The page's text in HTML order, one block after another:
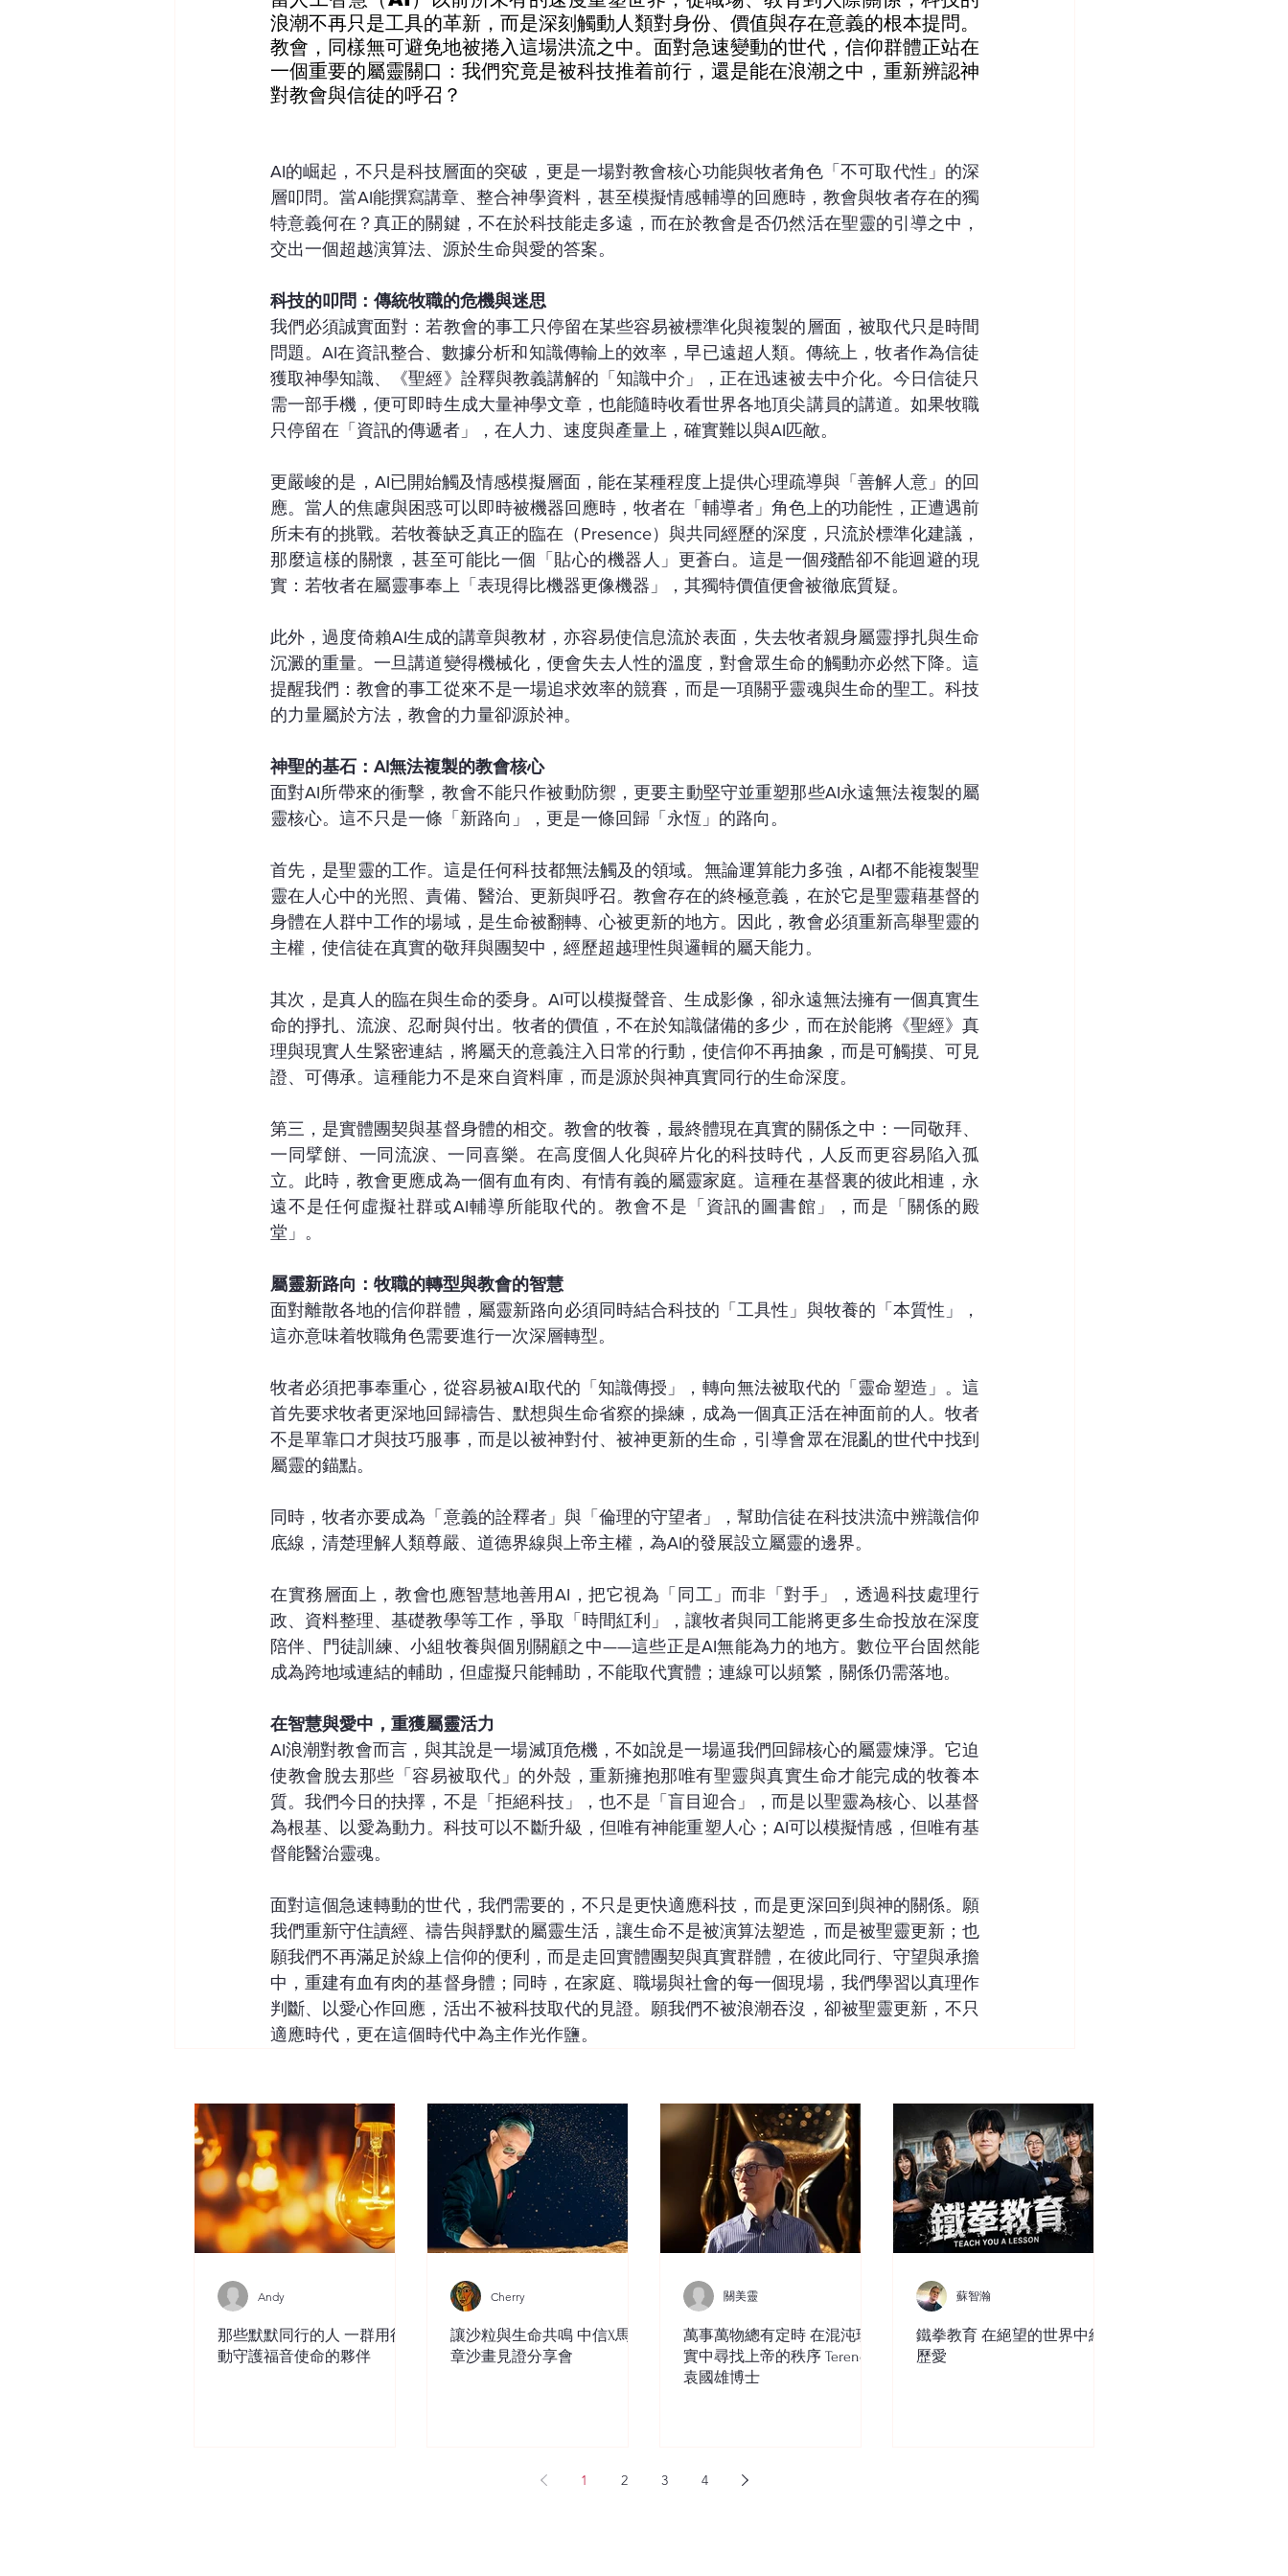
浪潮不再只是工具的革新，而是深刻觸動人類對身份、價值與存在意義的根本提問。
教會，同樣無可避免地被捲入這場洪流之中。面對急速變動的世代，信仰群體正站在
一個重要的屬靈關口：我們究竟是被科技推着前行，還是能在浪潮之中，重新辨認神
對教會與信徒的呼召？
AI的崛起，不只是科技層面的突破，更是一場對教會核心功能與牧者角色「不可取代性」的深
層叩問。當AI能撰寫講章、整合神學資料，甚至模擬情感輔導的回應時，教會與牧者存在的獨
特意義何在？真正的關鍵，不在於科技能走多遠，而在於教會是否仍然活在聖靈的引導之中，
交出一個超越演算法、源於生命與愛的答案。
科技的叩問：傳統牧職的危機與迷思
我們必須誠實面對：若教會的事工只停留在某些容易被標準化與複製的層面，被取代只是時間
問題。AI在資訊整合、數據分析和知識傳輸上的效率，早已遠超人類。傳統上，牧者作為信徒
獲取神學知識、《聖經》詮釋與教義講解的「知識中介」，正在迅速被去中介化。今日信徒只
需一部手機，便可即時生成大量神學文章，也能隨時收看世界各地頂尖講員的講道。如果牧職
只停留在「資訊的傳遞者」，在人力、速度與產量上，確實難以與AI匹敵。
更嚴峻的是，AI已開始觸及情感模擬層面，能在某種程度上提供心理疏導與「善解人意」的回
應。當人的焦慮與困惑可以即時被機器回應時，牧者在「輔導者」角色上的功能性，正遭遇前
所未有的挑戰。若牧養缺乏真正的臨在（Presence）與共同經歷的深度，只流於標準化建議，
那麼這樣的關懷，甚至可能比一個「貼心的機器人」更蒼白。這是一個殘酷卻不能迴避的現
實：若牧者在屬靈事奉上「表現得比機器更像機器」，其獨特價值便會被徹底質疑。
此外，過度倚賴AI生成的講章與教材，亦容易使信息流於表面，失去牧者親身屬靈掙扎與生命
沉澱的重量。一旦講道變得機械化，便會失去人性的溫度，對會眾生命的觸動亦必然下降。這
提醒我們：教會的事工從來不是一場追求效率的競賽，而是一項關乎靈魂與生命的聖工。科技
的力量屬於方法，教會的力量卻源於神。
神聖的基石：AI無法複製的教會核心
面對AI所帶來的衝擊，教會不能只作被動防禦，更要主動堅守並重塑那些AI永遠無法複製的屬
靈核心。這不只是一條「新路向」，更是一條回歸「永恆」的路向。
首先，是聖靈的工作。這是任何科技都無法觸及的領域。無論運算能力多強，AI都不能複製聖
靈在人心中的光照、責備、醫治、更新與呼召。教會存在的終極意義，在於它是聖靈藉基督的
身體在人群中工作的場域，是生命被翻轉、心被更新的地方。因此，教會必須重新高舉聖靈的
主權，使信徒在真實的敬拜與團契中，經歷超越理性與邏輯的屬天能力。
其次，是真人的臨在與生命的委身。AI可以模擬聲音、生成影像，卻永遠無法擁有一個真實生
命的掙扎、流淚、忍耐與付出。牧者的價值，不在於知識儲備的多少，而在於能將《聖經》真
理與現實人生緊密連結，將屬天的意義注入日常的行動，使信仰不再抽象，而是可觸摸、可見
證、可傳承。這種能力不是來自資料庫，而是源於與神真實同行的生命深度。
第三，是實體團契與基督身體的相交。教會的牧養，最終體現在真實的關係之中：一同敬拜、
一同擘餅、一同流淚、一同喜樂。在高度個人化與碎片化的科技時代，人反而更容易陷入孤
立。此時，教會更應成為一個有血有肉、有情有義的屬靈家庭。這種在基督裏的彼此相連，永
遠不是任何虛擬社群或AI輔導所能取代的。教會不是「資訊的圖書館」，而是「關係的殿
堂」。
屬靈新路向：牧職的轉型與教會的智慧
面對離散各地的信仰群體，屬靈新路向必須同時結合科技的「工具性」與牧養的「本質性」，
這亦意味着牧職角色需要進行一次深層轉型。
牧者必須把事奉重心，從容易被AI取代的「知識傳授」，轉向無法被取代的「靈命塑造」。這
首先要求牧者更深地回歸禱告、默想與生命省察的操練，成為一個真正活在神面前的人。牧者
不是單靠口才與技巧服事，而是以被神對付、被神更新的生命，引導會眾在混亂的世代中找到
屬靈的錨點。
同時，牧者亦要成為「意義的詮釋者」與「倫理的守望者」，幫助信徒在科技洪流中辨識信仰
底線，清楚理解人類尊嚴、道德界線與上帝主權，為AI的發展設立屬靈的邊界。
在實務層面上，教會也應智慧地善用AI，把它視為「同工」而非「對手」，透過科技處理行
政、資料整理、基礎教學等工作，爭取「時間紅利」，讓牧者與同工能將更多生命投放在深度
陪伴、門徒訓練、小組牧養與個別關顧之中——這些正是AI無能為力的地方。數位平台固然能
成為跨地域連結的輔助，但虛擬只能輔助，不能取代實體；連線可以頻繁，關係仍需落地。
在智慧與愛中，重獲屬靈活力
AI浪潮對教會而言，與其說是一場滅頂危機，不如說是一場逼我們回歸核心的屬靈煉淨。它迫
使教會脫去那些「容易被取代」的外殼，重新擁抱那唯有聖靈與真實生命才能完成的牧養本
質。我們今日的抉擇，不是「拒絕科技」，也不是「盲目迎合」，而是以聖靈為核心、以基督
為根基、以愛為動力。科技可以不斷升級，但唯有神能重塑人心；AI可以模擬情感，但唯有基
督能醫治靈魂。
面對這個急速轉動的世代，我們需要的，不只是更快適應科技，而是更深回到與神的關係。願
我們重新守住讀經、禱告與靜默的屬靈生活，讓生命不是被演算法塑造，而是被聖靈更新；也
願我們不再滿足於線上信仰的便利，而是走回實體團契與真實群體，在彼此同行、守望與承擔
中，重建有血有肉的基督身體；同時，在家庭、職場與社會的每一個現場，我們學習以真理作
判斷、以愛心作回應，活出不被科技取代的見證。願我們不被浪潮吞沒，卻被聖靈更新，不只
適應時代，更在這個時代中為主作光作鹽。
那些默默同行的人 一群用行
動守護福音使命的夥伴
Andy
讓沙粒與生命共鳴 中信X馬穎
章沙畫見證分享會
Cherry
萬事萬物總有定時 在混沌現
實中尋找上帝的秩序 Terence
袁國雄博士
關美靈
鐵拳教育 在絕望的世界中經
歷愛
蘇智瀚
1 2 3 4